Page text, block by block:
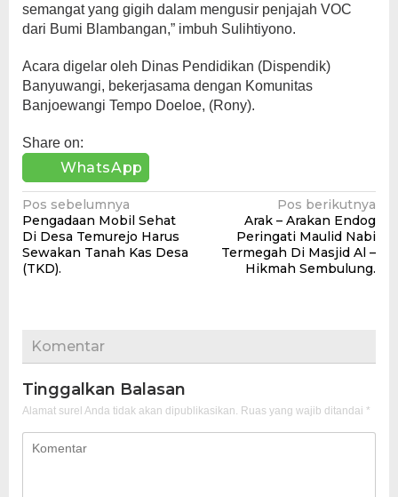
semangat yang gigih dalam mengusir penjajah VOC
dari Bumi Blambangan,” imbuh Sulihtiyono.
Acara digelar oleh Dinas Pendidikan (Dispendik)
Banyuwangi, bekerjasama dengan Komunitas
Banjoewangi Tempo Doeloe, (Rony).
Share on:
WhatsApp
Navigasi
pos
Pos sebelumnya
Pengadaan Mobil Sehat
Di Desa Temurejo Harus
Sewakan Tanah Kas Desa
(TKD).
Pos berikutnya
Arak – Arakan Endog
Peringati Maulid Nabi
Termegah Di Masjid Al –
Hikmah Sembulung.
Komentar
Tinggalkan Balasan
Alamat surel Anda tidak akan dipublikasikan. Ruas yang wajib ditandai *